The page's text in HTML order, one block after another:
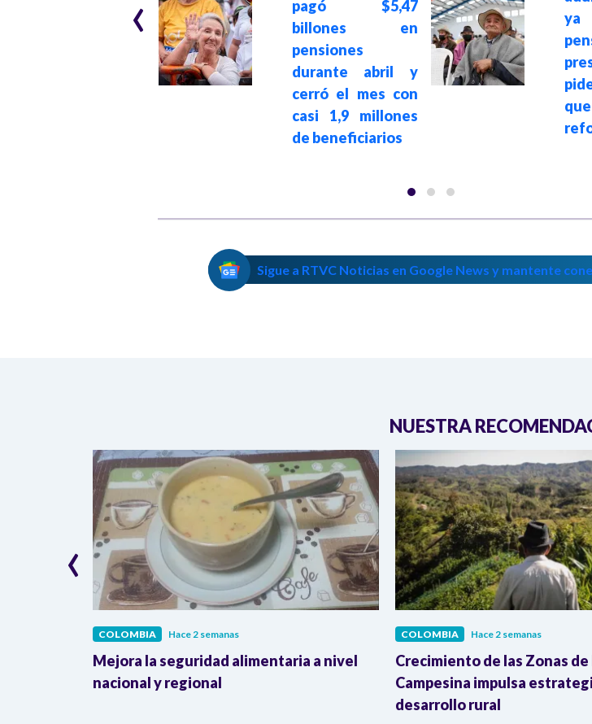
pasado la vida
trabajando y
pagó $5,47
billones en
pensiones
durante abril y
cerró el mes con
casi 1,9 millones
de beneficiarios
ya
Sigue a RTVC Noticias en Google News y mantente
NUESTRA
COLOMBIA Hace 2 semanas
Mejora la seguridad alimentaria a nivel
nacional y regional
COLOMBIA Hace 2 semanas
Crecimiento de las Zonas de
Campesina impulsa
desarrollo rural
‹